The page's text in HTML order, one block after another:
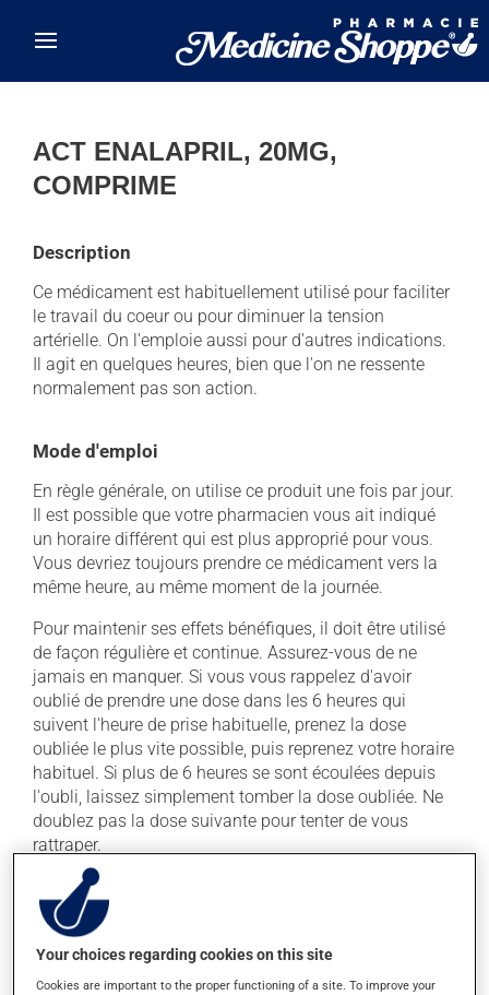
ACT ENALAPRIL, 20MG,
COMPRIME
Description
Ce médicament est habituellement utilisé pour faciliter
le travail du coeur ou pour diminuer la tension
artérielle. On l'emploie aussi pour d'autres indications.
Il agit en quelques heures, bien que l'on ne ressente
normalement pas son action.
Mode d'emploi
En règle générale, on utilise ce produit une fois par jour.
Il est possible que votre pharmacien vous ait indiqué
un horaire différent qui est plus approprié pour vous.
Vous devriez toujours prendre ce médicament vers la
même heure, au même moment de la journée.
Pour maintenir ses effets bénéfiques, il doit être utilisé
de façon régulière et continue. Assurez-vous de ne
jamais en manquer. Si vous vous rappelez d'avoir
oublié de prendre une dose dans les 6 heures qui
suivent l'heure de prise habituelle, prenez la dose
oubliée le plus vite possible, puis reprenez votre horaire
habituel. Si plus de 6 heures se sont écoulées depuis
l'oubli, laissez simplement tomber la dose oubliée. Ne
doublez pas la dose suivante pour tenter de vous
rattraper.
Ce médicament peut être pris avec ou sans nourriture,
sans égard aux repas ou aux collations.
Your choices regarding cookies on this site
Cookies are important to the proper functioning of a site. To improve your